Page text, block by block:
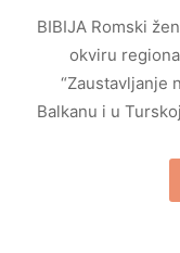
BIBIJA Romski
okviru
“Zaustavljanje
Balkanu i u